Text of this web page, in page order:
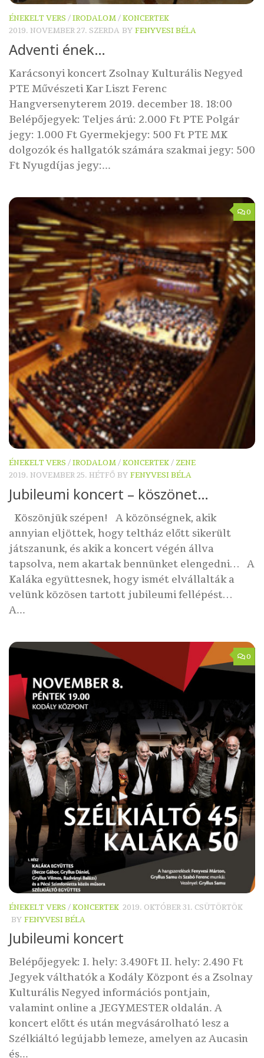
ÉNEKELT VERS /IRODALOM/KONCERTEK
2019. NOVEMBER 27. SZERDA BY FENYVESI BÉLA
Adventi ének…
Karácsonyi koncert Zsolnay Kulturális Negyed
PTE Művészeti Kar Liszt Ferenc
Hangversenyterem 2019. december 18. 18:00
Belépőjegyek: Teljes árú: 2.000 Ft PTE Polgár
jegy: 1.000 Ft Gyermekjegy: 500 Ft PTE MK
dolgozók és hallgatók számára szakmai jegy: 500
Ft Nyugdíjas jegy:...
0
ÉNEKELT VERS /IRODALOM/KONCERTEK/ ZENE
2019. NOVEMBER 25. HÉTFŐ BY FENYVESI BÉLA
Jubileumi koncert – köszönet…
Köszönjük szépen! A közönségnek, akik
annyian eljöttek, hogy teltház előtt sikerült
játszanunk, és akik a koncert végén állva
tapsolva, nem akartak bennünket elengedni… A
Kaláka együttesnek, hogy ismét elvállalták a
velünk közösen tartott jubileumi fellépést…
A...
0
ÉNEKELT VERS /KONCERTEK 2019. OKTÓBER 31. CSÜTÖRTÖK
BY FENYVESI BÉLA
Jubileumi koncert
Belépőjegyek: I. hely: 3.490Ft II. hely: 2.490 Ft
Jegyek válthatók a Kodály Központ és a Zsolnay
Kulturális Negyed információs pontjain,
valamint online a JEGYMESTER oldalán. A
koncert előtt és után megvásárolható lesz a
Szélkiáltó legújabb lemeze, amelyen az Aucasin
és...